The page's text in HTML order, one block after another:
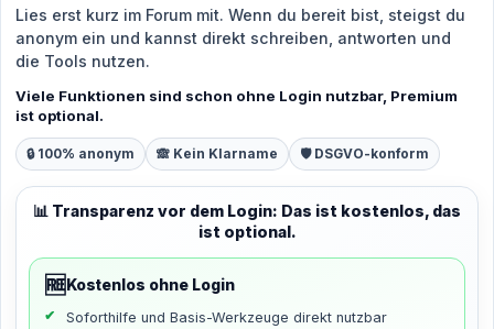
Lies erst kurz im Forum mit. Wenn du bereit bist, steigst du
anonym ein und kannst direkt schreiben, antworten und
die Tools nutzen.
Viele Funktionen sind schon ohne Login nutzbar, Premium
ist optional.
🔒 100% anonym 🙈 Kein Klarname 🛡️ DSGVO-konform
📊 Transparenz vor dem Login: Das ist kostenlos, das
ist optional.
🆓 Kostenlos ohne Login
Soforthilfe und Basis-Werkzeuge direkt nutzbar